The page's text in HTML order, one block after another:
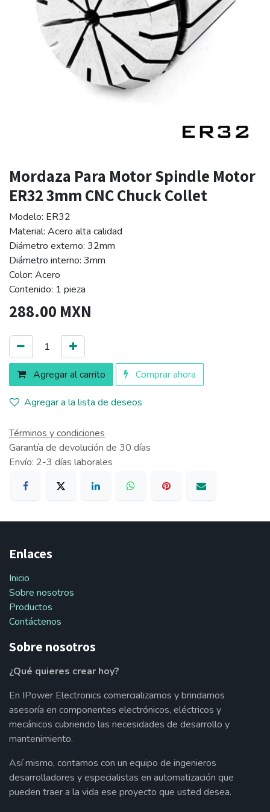
Mordaza Para Motor Spindle Motor
ER32 3mm CNC Chuck Collet
Modelo: ER32
Material: Acero alta calidad
Diámetro externo: 32mm
Diámetro interno: 3mm
Color: Acero
Contenido: 1 pieza
288.00 MXN
Agregar al carrito Comprar ahora
Agregar a la lista de deseos
Términos y condiciones
Garantía de devolución de 30 días
Envío: 2-3 días laborales
Enlaces
Inicio
Sobre nosotros
Productos
Contáctenos
Sobre nosotros
¿Qué quieres crear hoy?
En IPower Electronics comercializamos y brindamos
asesoría en componentes electrónicos, eléctricos y
mecánicos cubriendo las necesidades de desarrollo y
mantenimiento.
Así mismo, contamos con un equipo de ingenieros
desarrolladores y especialistas en automatización que
pueden traer a la vida ese proyecto que usted desea.